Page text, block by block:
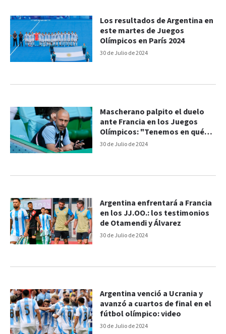
30 de Julio de 2024
Los resultados de Argentina en
este martes de Juegos
Olímpicos en París 2024
30 de Julio de 2024
Mascherano palpito el duelo
ante Francia en los Juegos
Olímpicos: "Tenemos en qué
creer"
30 de Julio de 2024
Argentina enfrentará a Francia
en los JJ.OO.: los testimonios
de Otamendi y Álvarez
30 de Julio de 2024
Argentina venció a Ucrania y
avanzó a cuartos de final en el
fútbol olímpico: video